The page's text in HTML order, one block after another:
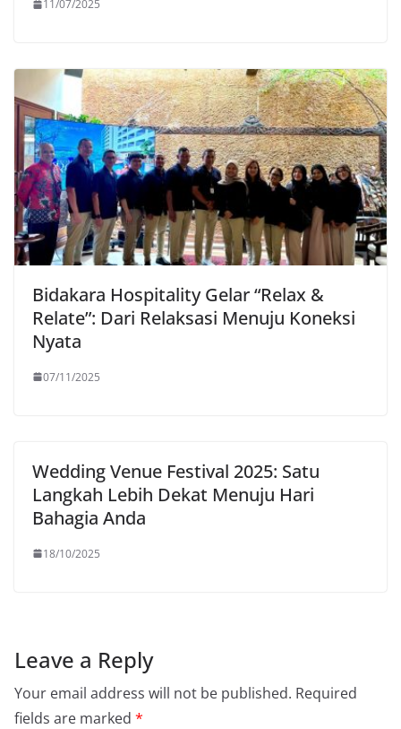
11/07/2025
Bidakara Hospitality Gelar “Relax &
Relate”: Dari Relaksasi Menuju Koneksi
Nyata
07/11/2025
Wedding Venue Festival 2025: Satu
Langkah Lebih Dekat Menuju Hari
Bahagia Anda
18/10/2025
Leave a Reply
Your email address will not be published. Required
fields are marked *